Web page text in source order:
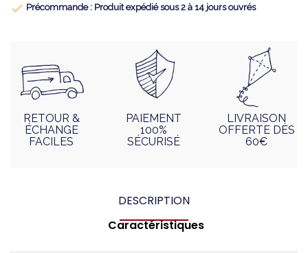
 Précommande : Produit expédié sous 2 à 14 jours ouvrés
RETOUR &
ÉCHANGE
FACILES
PAIEMENT
100%
SÉCURISÉ
LIVRAISON
OFFERTE DÈS
60€
DESCRIPTION
Caractéristiques